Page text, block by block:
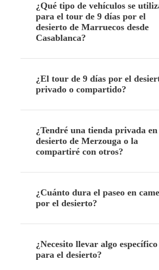
¿Qué tipo de vehículos se
para el tour de 9 días por el
desierto de Marruecos desde
Casablanca?
¿El tour de 9 días por el
privado o compartido?
¿Tendré una tienda privada
desierto de Merzouga o la
compartiré con otros?
¿Cuánto dura el paseo en
por el desierto?
¿Necesito llevar algo específico
para el desierto?